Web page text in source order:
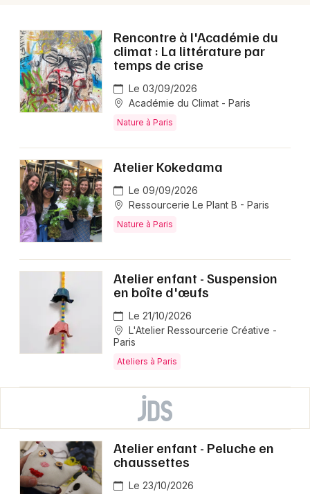
Rencontre à l'Académie du
climat : La littérature par
temps de crise
Le 03/09/2026
Académie du Climat - Paris
Nature à Paris
Atelier Kokedama
Le 09/09/2026
Ressourcerie Le Plant B - Paris
Nature à Paris
Atelier enfant - Suspension
en boîte d'œufs
Le 21/10/2026
L'Atelier Ressourcerie Créative -
Paris
Ateliers à Paris
Atelier enfant - Peluche en
chaussettes
Le 23/10/2026